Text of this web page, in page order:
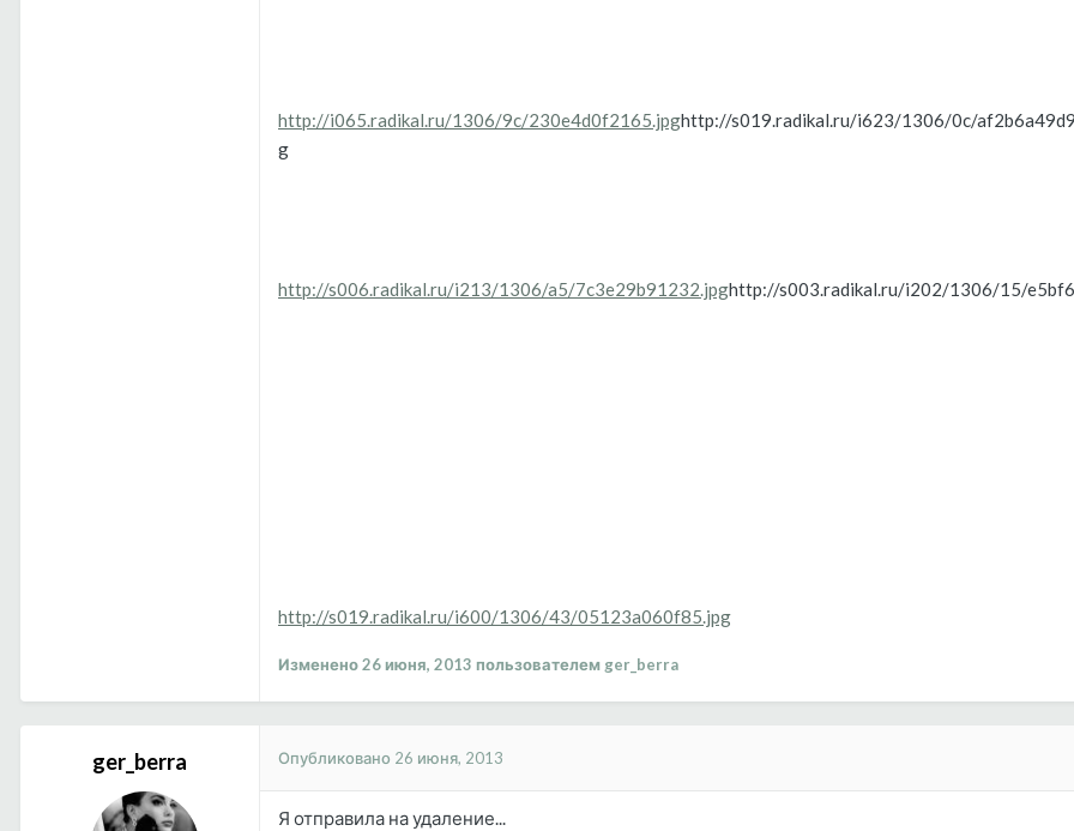
http://i065.radikal.ru/1306/9c/230e4d0f2165.jpghttp://s019.radikal.ru/i623/1306/0c/
g
http://s006.radikal.ru/i213/1306/a5/7c3e29b91232.jpghttp://s003.radikal.ru/i202/1306/15/
http://s019.radikal.ru/i600/1306/43/05123a060f85.jpg
Изменено26 июня, 2013 пользователем ger_berra
ger_berra Опубликовано 26 июня, 2013
Я отправила на удаление...